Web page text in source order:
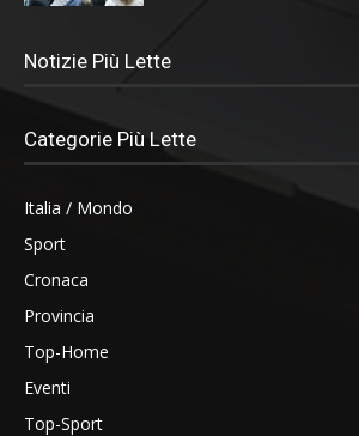
Notizie Più Lette
Categorie Più Lette
Italia / Mondo
Sport
Cronaca
Provincia
Top-Home
Eventi
Top-Sport